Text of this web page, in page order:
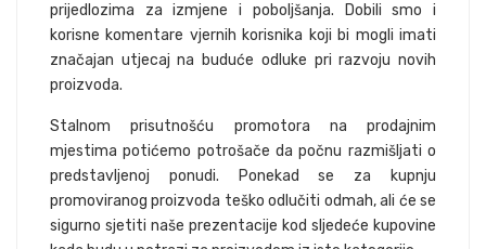
prijedlozima za izmjene i poboljšanja. Dobili smo i
korisne komentare vjernih korisnika koji bi mogli imati
značajan utjecaj na buduće odluke pri razvoju novih
proizvoda.
Stalnom prisutnošću promotora na prodajnim
mjestima potićemo potrošače da počnu razmišljati o
predstavljenoj ponudi. Ponekad se za kupnju
promoviranog proizvoda teško odlučiti odmah, ali će se
sigurno sjetiti naše prezentacije kod sljedeće kupovine